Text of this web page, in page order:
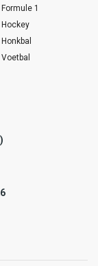
Formule 1
Hockey
Honkbal
Voetbal